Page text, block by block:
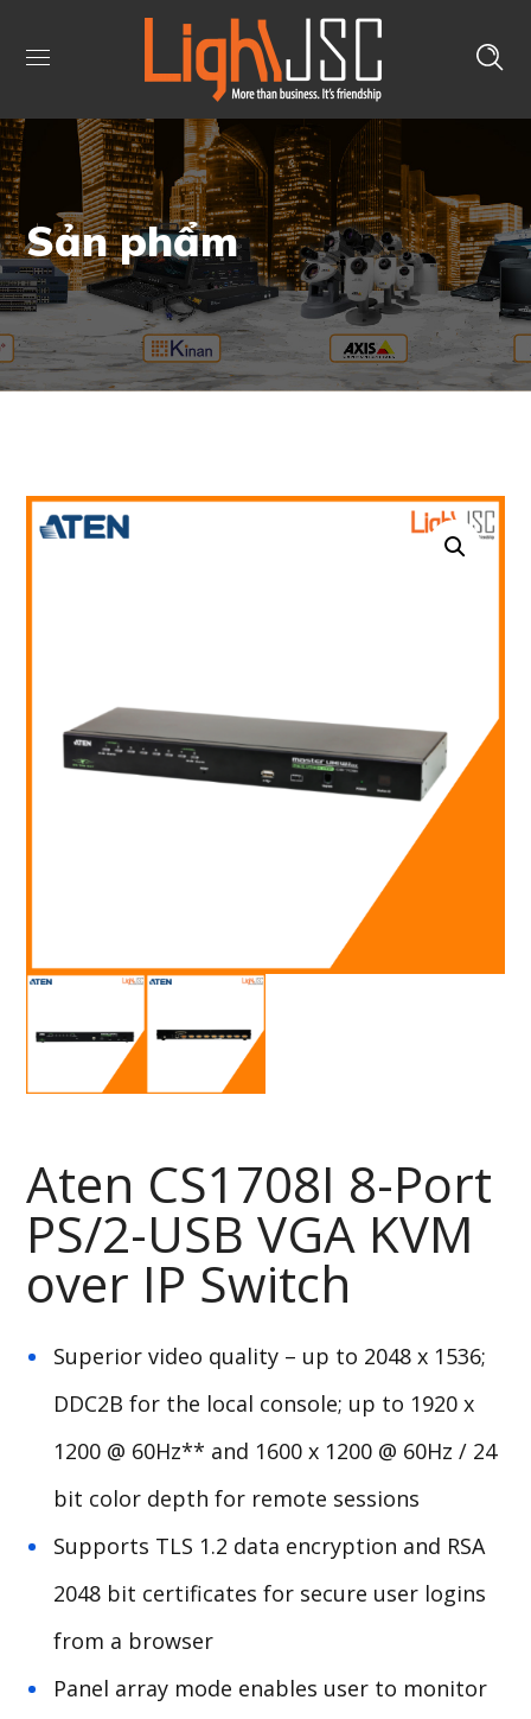
Sản phẩm
Aten CS1708I 8-Port
PS/2-USB VGA KVM
over IP Switch
Superior video quality – up to 2048 x 1536;
DDC2B for the local console; up to 1920 x
1200 @ 60Hz** and 1600 x 1200 @ 60Hz / 24
bit color depth for remote sessions
Supports TLS 1.2 data encryption and RSA
2048 bit certificates for secure user logins
from a browser
Panel array mode enables user to monitor